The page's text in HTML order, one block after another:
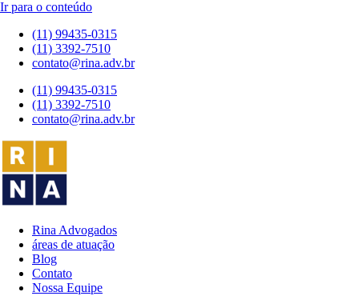
Ir para o conteúdo
(11) 99435-0315
(11) 3392-7510
contato@rina.adv.br
(11) 99435-0315
(11) 3392-7510
contato@rina.adv.br
Rina Advogados
áreas de atuação
Blog
Contato
Nossa Equipe